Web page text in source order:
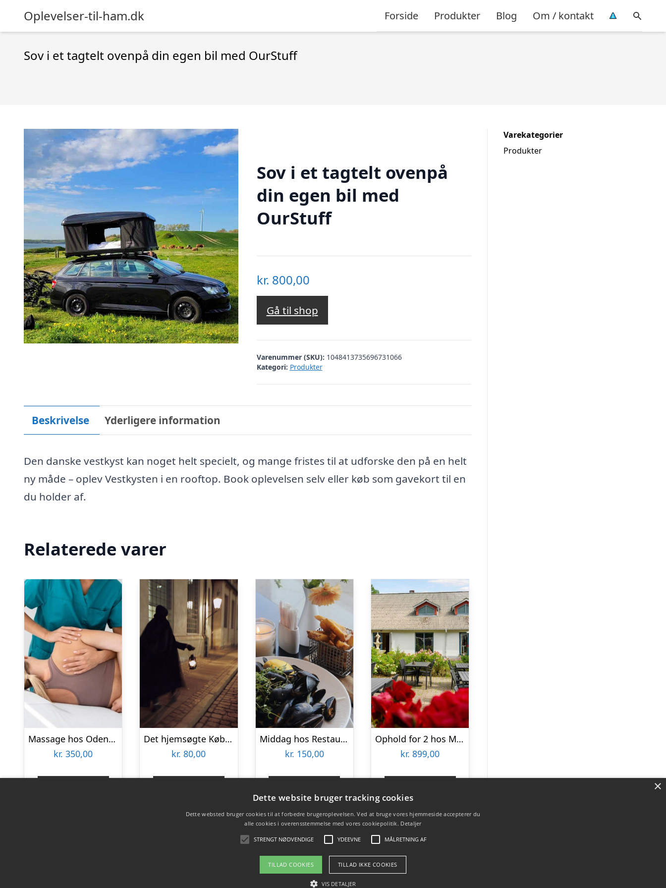
Oplevelser-til-ham.dk Forside Produkter Blog Om / kontakt
Sov i et tagtelt ovenpå din egen bil med OurStuff
Sov i et tagtelt ovenpå
din egen bil med
OurStuff
kr. 800,00
Gå til shop
Varenummer (SKU): 1048413735696731066
Kategori: Produkter
Beskrivelse Yderligere information
Den danske vestkyst kan noget helt specielt, og mange fristes til at udforske den på en helt
ny måde – oplev Vestkysten i en rooftop. Book oplevelsen selv eller køb som gavekort til en
du holder af.
Relaterede varer
Massage hos Odense Skønhedsklinik
kr. 350,00
Det hjemsøgte København med Ghosttour
kr. 80,00
Middag hos Restaurant Couloir
kr. 150,00
Gå til shop
Ophold for 2 hos Menstrup Kro
kr. 899,00
Gå til shop
Varekategorier
Produkter
×
Dette website bruger tracking cookies
Dette websted bruger cookies til at forbedre brugeroplevelsen. Ved at bruge vores hjemmeside accepterer du
alle cookies i overensstemmelse med vores cookiepolitik. Detaljer
STRENGT NØDVENDIGE YDEEVNE MÅLRETNING AF
TILLAD COOKIES TILLAD IKKE COOKIES
VIS DETALJER